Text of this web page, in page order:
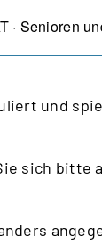
· Senioren
und
sich bitte